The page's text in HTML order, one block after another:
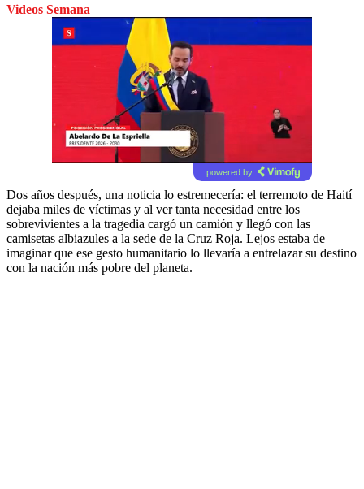
Videos Semana
powered by
Dos años después, una noticia lo estremecería: el terremoto de Haití
dejaba miles de víctimas y al ver tanta necesidad entre los
sobrevivientes a la tragedia cargó un camión y llegó con las
camisetas albiazules a la sede de la Cruz Roja. Lejos estaba de
imaginar que ese gesto humanitario lo llevaría a entrelazar su destino
con la nación más pobre del planeta.